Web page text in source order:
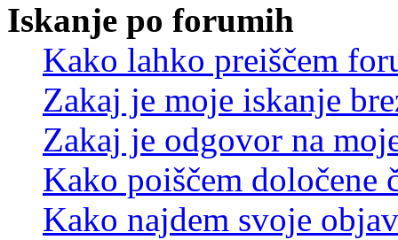
Iskanje po forumih
Kako lahko preiščem
Zakaj je moje iskanje
Zakaj je odgovor na
Kako poiščem določene
Kako najdem svoje